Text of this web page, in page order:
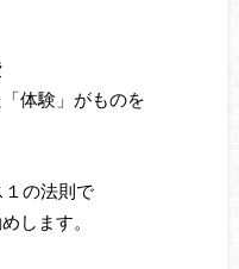
体験」がものを
の法則で
します。